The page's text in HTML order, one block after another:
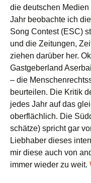
die deutschen
Jahr beobachte ich
Song Contest (ESC)
und die Zeitungen,
ziehen darüber her.
Gastgeberland
– die
beurteilen. Die Kritik
jedes Jahr auf das
oberflächlich. Die
schätze) spricht gar
Liebhaber dieses
mir diese auch von
immer wieder zu weit.